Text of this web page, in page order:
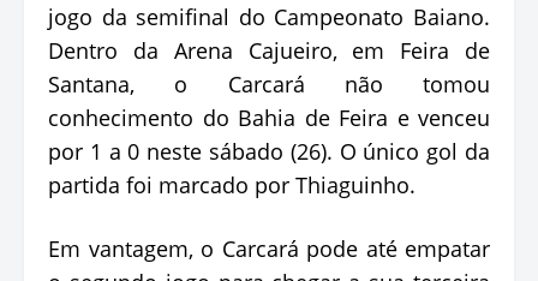
jogo da semifinal do Campeonato Baiano.
Dentro da Arena Cajueiro, em Feira de
Santana, o Carcará não tomou
conhecimento do Bahia de Feira e venceu
por 1 a 0 neste sábado (26). O único gol da
partida foi marcado por Thiaguinho.
Em vantagem, o Carcará pode até empatar